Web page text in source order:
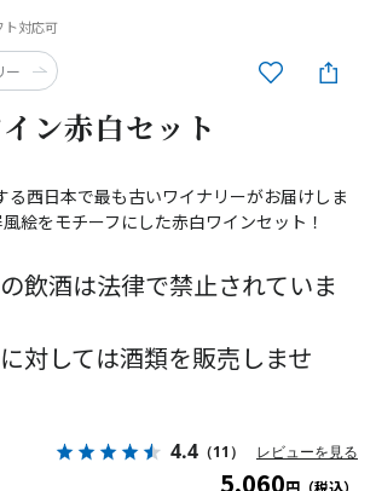
ン赤白セット
ト対応可
る西日本で最も古いワイナリーがお届けしま
絵をモチーフにした赤白ワインセット！
飲酒は法律で禁止されていま
対しては酒類を販売しませ
4.4 （11） レビューを見る
5,060
ー